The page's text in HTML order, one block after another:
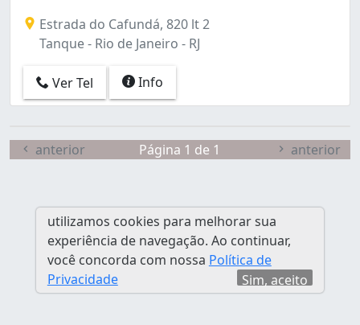
Higienópolis (1)
Jacarepaguá (1)
Laranjeiras (1)
Marechal Hermes (1)
Paciência (1)
Pedra de Guaratiba (1)
Recreio dos Bandeirantes (1)
Rocha Miranda (1)
Santa Cruz (12)
Santíssimo (1)
São Cristóvão (1)
Estrada do Cafundá, 820 lt 2
Tanque - Rio de Janeiro - RJ
Ver Tel Info
anterior Página 1 de 1 anterior
utilizamos cookies para melhorar sua
experiência de navegação. Ao continuar,
você concorda com nossa Política de
Privacidade
Sim, aceito